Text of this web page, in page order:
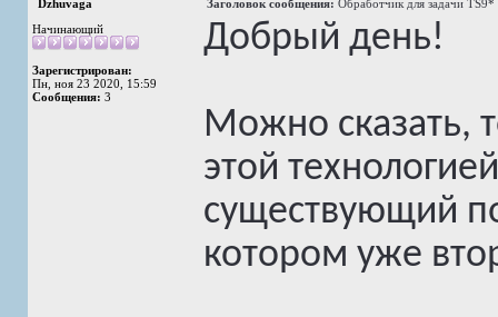
Dzhuvaga Заголовок сообщения: Обработчик для задачи TS9*
Начинающий
Зарегистрирован:
Пн, ноя 23 2020, 15:59
Сообщения: 3
Добрый день!
Можно сказать,
этой
существующий
котором уже